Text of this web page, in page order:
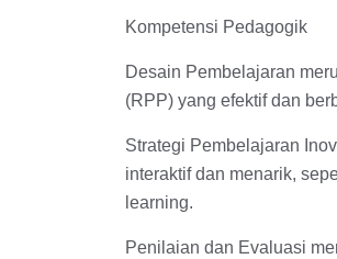
Kompetensi Pedagogik
Desain Pembelajaran
(RPP) yang efektif dan
Strategi Pembelajaran
interaktif dan menarik,
learning.
Penilaian dan Evaluasi